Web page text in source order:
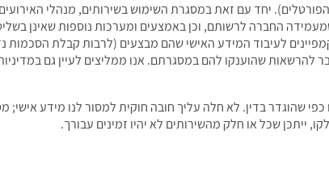
יחד עם זאת במסגרת השימוש בשירותים, מנהלי
החברה לרשותם, וכן באמצעים ומערכות נוספות שאינן
לעיבוד המידע האישי שהם מבצעים (לרבות קבלת הסכמות
להרשאות שהוענקו להם במסגרתם. אנו ממליצים לעיין גם
שהוגדר בדין. לא חלה עליך חובה חוקית למסור לנו מידע אישי;
שכל או חלק מהשירותים לא יהיו זמינים עבורך.